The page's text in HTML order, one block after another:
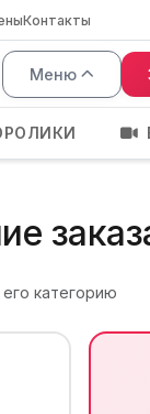
Контакты
Меню
категорию